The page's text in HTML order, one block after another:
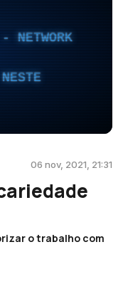
NETWORK
06 nov, 2021, 21:31
o trabalho com